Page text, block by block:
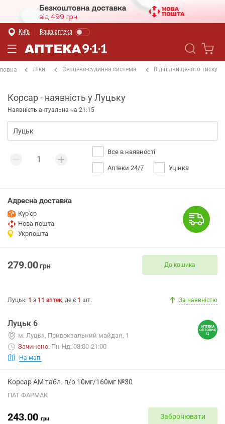
Київ Ваша аптека
Ліки Серцево-судинна система Від підвищеного тиску
Корсар - наявність у Луцьку
Наявність актуальна на 21:15
Все в наявності
Аптеки 24/7 Уцінка
Адресна доставка
Кур'єр
Нова пошта
Укрпошта
279.00грн До кошика
Луцьк: 1 з 11 аптек, де є 1 шт. За наявністю
Луцьк 6
м. Луцьк, Привокзальний майдан, 1
Зачинено. Пн-Нд: 08:00-21:00
На мапі
Корсар АМ табл. п/о 10мг/160мг №30
ПАТ ФАРМАК
243.00 грн Забронювати